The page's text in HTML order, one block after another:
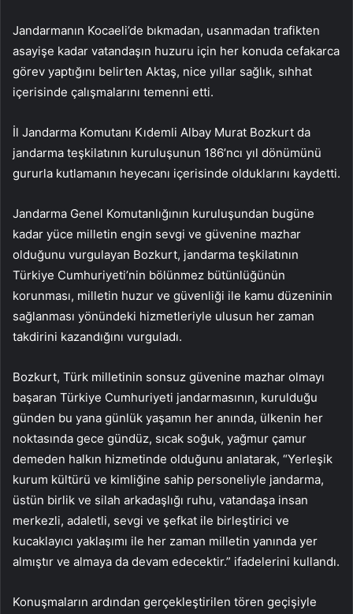
Jandarmanın Kocaeli’de bıkmadan, usanmadan trafikten
asayişe kadar vatandaşın huzuru için her konuda cefakarca
görev yaptığını belirten Aktaş, nice yıllar sağlık, sıhhat
içerisinde çalışmalarını temenni etti.
İl Jandarma Komutanı Kıdemli Albay Murat Bozkurt da
jandarma teşkilatının kuruluşunun 186’ncı yıl dönümünü
gururla kutlamanın heyecanı içerisinde olduklarını kaydetti.
Jandarma Genel Komutanlığının kuruluşundan bugüne
kadar yüce milletin engin sevgi ve güvenine mazhar
olduğunu vurgulayan Bozkurt, jandarma teşkilatının
Türkiye Cumhuriyeti’nin bölünmez bütünlüğünün
korunması, milletin huzur ve güvenliği ile kamu düzeninin
sağlanması yönündeki hizmetleriyle ulusun her zaman
takdirini kazandığını vurguladı.
Bozkurt, Türk milletinin sonsuz güvenine mazhar olmayı
başaran Türkiye Cumhuriyeti jandarmasının, kurulduğu
günden bu yana günlük yaşamın her anında, ülkenin her
noktasında gece gündüz, sıcak soğuk, yağmur çamur
demeden halkın hizmetinde olduğunu anlatarak, “Yerleşik
kurum kültürü ve kimliğine sahip personeliyle jandarma,
üstün birlik ve silah arkadaşlığı ruhu, vatandaşa insan
merkezli, adaletli, sevgi ve şefkat ile birleştirici ve
kucaklayıcı yaklaşımı ile her zaman milletin yanında yer
almıştır ve almaya da devam edecektir.” ifadelerini kullandı.
Konuşmaların ardından gerçekleştirilen tören geçişiyle